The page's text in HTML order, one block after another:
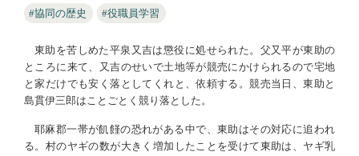
#協同の歴史 #役職員学習
東助を苦しめた平泉又吉は懲役に処せられた。父又平が東助の
ところに来て、又吉のせいで土地等が競売にかけられるので宅地
と家だけでも安く落としてくれと、依頼する。競売当日、東助と
島貫伊三郎はことごとく競り落とした。
耶麻郡一帯が飢饉の恐れがある中で、東助はその対応に追われ
る。村のヤギの数が大きく増加したことを受けて東助は、ヤギ乳